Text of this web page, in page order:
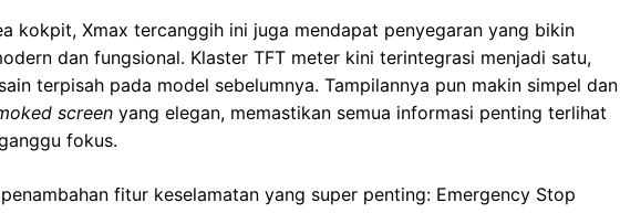
kokpit, Xmax tercanggih ini juga mendapat penyegaran yang bikin
dan fungsional. Klaster TFT meter kini terintegrasi menjadi satu,
terpisah pada model sebelumnya. Tampilannya pun makin simpel dan
screen yang elegan, memastikan semua informasi penting terlihat
fokus.
fitur keselamatan yang super penting: Emergency Stop